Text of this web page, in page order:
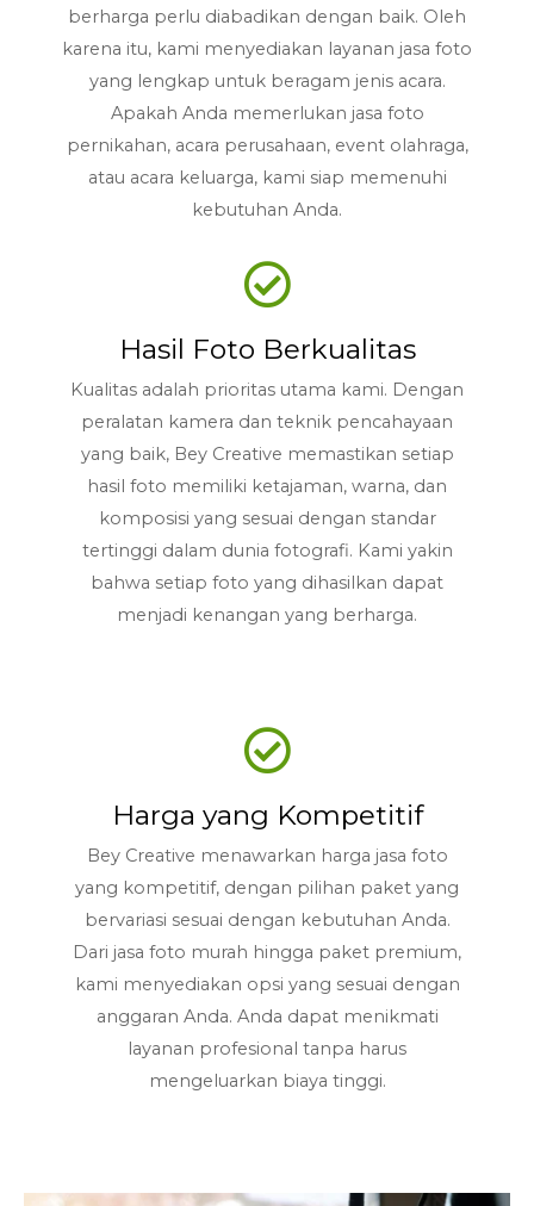
berharga perlu diabadikan dengan baik. Oleh
karena itu, kami menyediakan layanan jasa foto
yang lengkap untuk beragam jenis acara.
Apakah Anda memerlukan jasa foto
pernikahan, acara perusahaan, event olahraga,
atau acara keluarga, kami siap memenuhi
kebutuhan Anda.
Hasil Foto Berkualitas
Kualitas adalah prioritas utama kami. Dengan
peralatan kamera dan teknik pencahayaan
yang baik, Bey Creative memastikan setiap
hasil foto memiliki ketajaman, warna, dan
komposisi yang sesuai dengan standar
tertinggi dalam dunia fotografi. Kami yakin
bahwa setiap foto yang dihasilkan dapat
menjadi kenangan yang berharga.
Harga yang Kompetitif
Bey Creative menawarkan harga jasa foto
yang kompetitif, dengan pilihan paket yang
bervariasi sesuai dengan kebutuhan Anda.
Dari jasa foto murah hingga paket premium,
kami menyediakan opsi yang sesuai dengan
anggaran Anda. Anda dapat menikmati
layanan profesional tanpa harus
mengeluarkan biaya tinggi.